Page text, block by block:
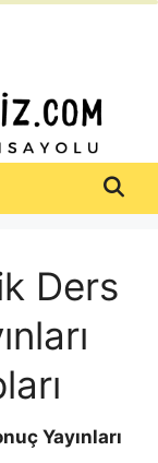
Ders
Yayınları